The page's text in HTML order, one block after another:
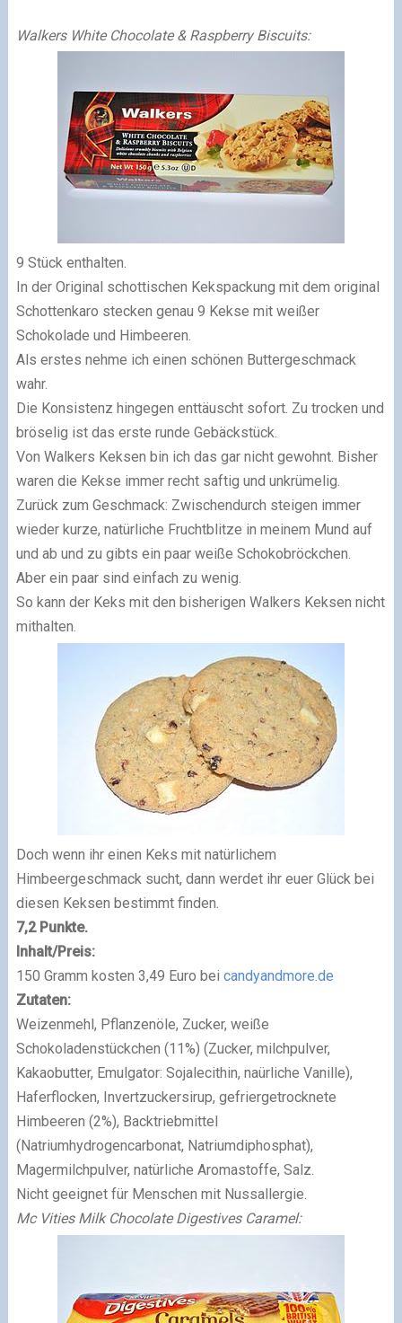
Walkers White Chocolate & Raspberry Biscuits:
9 Stück enthalten.
In der Original schottischen Kekspackung mit dem original
Schottenkaro stecken genau 9 Kekse mit weißer
Schokolade und Himbeeren.
Als erstes nehme ich einen schönen Buttergeschmack
wahr.
Die Konsistenz hingegen enttäuscht sofort. Zu trocken und
bröselig ist das erste runde Gebäckstück.
Von Walkers Keksen bin ich das gar nicht gewohnt. Bisher
waren die Kekse immer recht saftig und unkrümelig.
Zurück zum Geschmack: Zwischendurch steigen immer
wieder kurze, natürliche Fruchtblitze in meinem Mund auf
und ab und zu gibts ein paar weiße Schokobröckchen.
Aber ein paar sind einfach zu wenig.
So kann der Keks mit den bisherigen Walkers Keksen nicht
mithalten.
Doch wenn ihr einen Keks mit natürlichem
Himbeergeschmack sucht, dann werdet ihr euer Glück bei
diesen Keksen bestimmt finden.
7,2 Punkte.
Inhalt/Preis:
150 Gramm kosten 3,49 Euro bei candyandmore.de
Zutaten:
Weizenmehl, Pflanzenöle, Zucker, weiße
Schokoladenstückchen (11%) (Zucker, milchpulver,
Kakaobutter, Emulgator: Sojalecithin, naürliche Vanille),
Haferflocken, Invertzuckersirup, gefriergetrocknete
Himbeeren (2%), Backtriebmittel
(Natriumhydrogencarbonat, Natriumdiphosphat),
Magermilchpulver, natürliche Aromastoffe, Salz.
Nicht geeignet für Menschen mit Nussallergie.
Mc Vities Milk Chocolate Digestives Caramel: